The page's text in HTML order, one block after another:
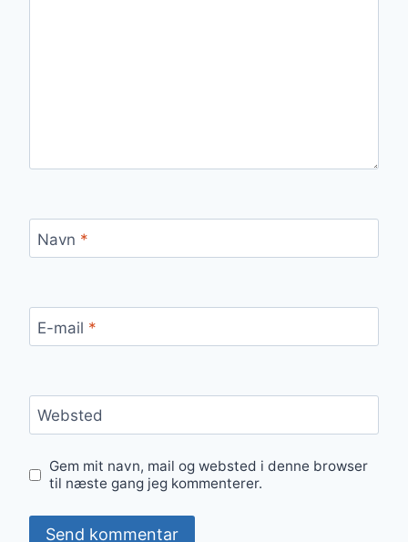
Navn *
E-mail *
Websted
Gem mit navn, mail og websted i denne browser
til næste gang jeg kommenterer.